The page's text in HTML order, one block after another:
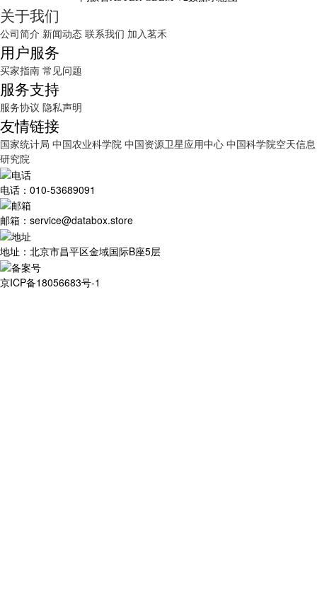
关于我们
公司简介 新闻动态 联系我们 加入茗禾
用户服务
买家指南 常见问题
服务支持
服务协议 隐私声明
友情链接
国家统计局 中国农业科学院 中国资源卫星应用中心 中国科学院空天信息
研究院
电话：010-53689091
邮箱：service@databox.store
地址：北京市昌平区金域国际B座5层
京ICP备18056683号-1